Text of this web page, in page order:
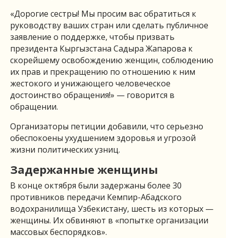
«Дорогие сестры! Мы просим вас обратиться к
руководству ваших стран или сделать публичное
заявление о поддержке, чтобы призвать
президента Кыргызстана Садыра Жапарова к
скорейшему освобождению женщин, соблюдению
их прав и прекращению по отношению к ним
жестокого и унижающего человеческое
достоинство обращения!» — говорится в
обращении.
Организаторы петиции добавили, что серьезно
обеспокоены ухудшением здоровья и угрозой
жизни политических узниц.
Задержанные женщины
В конце октября были задержаны более 30
противников передачи Кемпир-Абадского
водохранилища Узбекистану, шесть из которых —
женщины. Их обвиняют в «попытке организации
массовых беспорядков».